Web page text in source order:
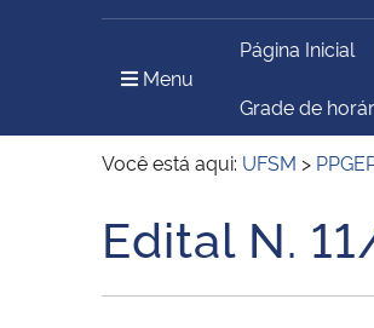
Ministério do Meio Ambiente
Menu
Página Inicial
Grade de
Você está aqui: UFSM >
Início do conteúdo
Edital N.